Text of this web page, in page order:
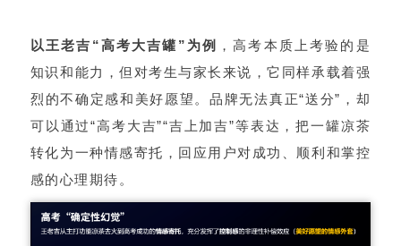
以王老吉“高考大吉罐”为例
，高考本质上考验的是
知识和能力，但对考生与家长来说，它同样承载着强
烈的不确定感和美好愿望。品牌无法真正“送分”，却
可以通过“高考大吉”“吉上加吉”等表达，把一罐凉茶
转化为一种情感寄托，回应用户对成功、顺利和掌控
感的心理期待。